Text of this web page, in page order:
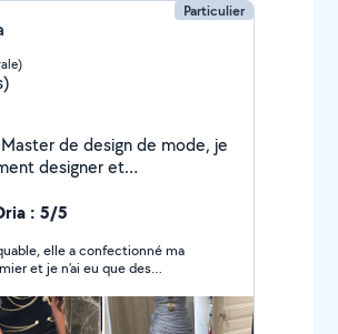
Particulier
de design de mode, je
designer et
afin de pouvoir vous rendre
: 5/5
elle a confectionné ma
et je n’ai eu que des
semaine). En plus d’être
et arrangeante, je